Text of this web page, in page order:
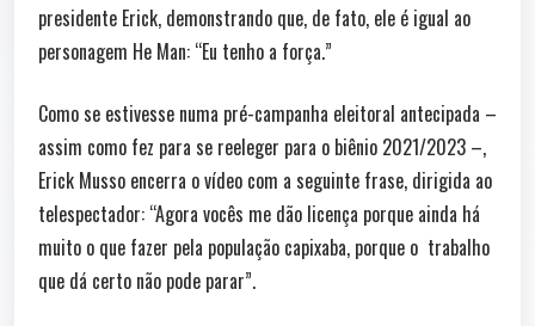
presidente Erick, demonstrando que, de fato, ele é igual ao
personagem He Man: “Eu tenho a força.”
Como se estivesse numa pré-campanha eleitoral antecipada –
assim como fez para se reeleger para o biênio 2021/2023 –,
Erick Musso encerra o vídeo com a seguinte frase, dirigida ao
telespectador: “Agora vocês me dão licença porque ainda há
muito o que fazer pela população capixaba, porque o trabalho
que dá certo não pode parar”.